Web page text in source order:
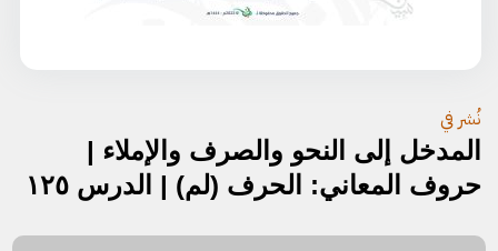
تصفّح
المقالات
نُشر في
المدخل إلى النحو والصرف والإملاء |
حروف المعاني: الحرف (لم) | الدرس ١٢٥